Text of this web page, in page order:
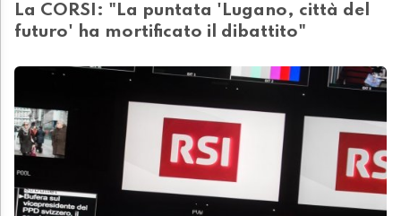
La CORSI: "La puntata 'Lugano, città del
futuro' ha mortificato il dibattito"